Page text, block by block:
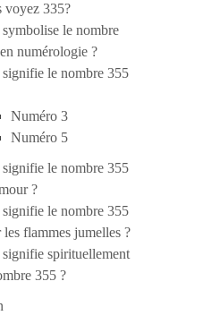
voyez 335?
le nombre
numérologie ?
signifie le nombre 355
Numéro 3
Numéro 5
signifie le nombre 355
?
signifie le nombre 355
les flammes jumelles ?
signifie spirituellement
355 ?